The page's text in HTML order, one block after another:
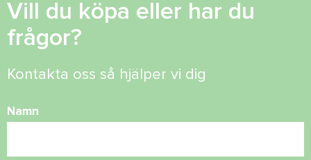
Vill du köpa eller har du
frågor?
Kontakta oss så hjälper vi dig
Namn